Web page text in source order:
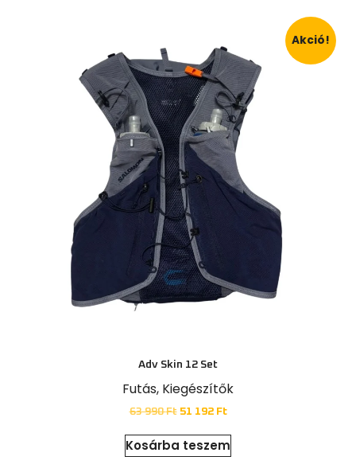
Akció!
Adv Skin 12 Set
Futás, Kiegészítők
63 990Ft 51 192 Ft
Kosárba teszem